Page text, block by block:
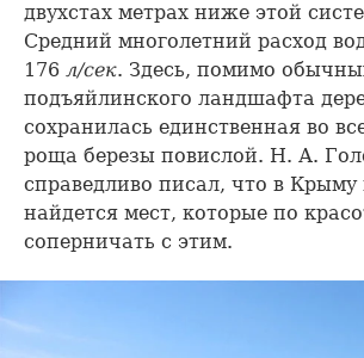
двухстах метрах ниже этой
Средний многолетний расход
176 л/сек. Здесь, помимо
подъяйлинского ландшафта
сохранилась единственная во
роща березы повислой. Н. А.
справедливо писал, что в Крыму
найдется мест, которые по
соперничать с этим.